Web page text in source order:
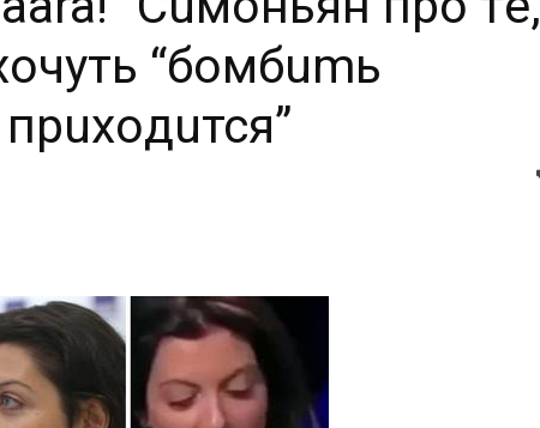
“бoмбumь